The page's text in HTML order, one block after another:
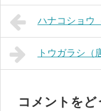
ハナコショウ
トウガラシ（
コメントをど